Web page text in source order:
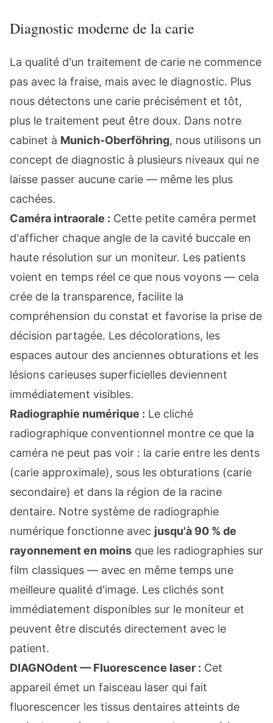
Diagnostic moderne de la carie
La qualité d'un traitement de carie ne commence
pas avec la fraise, mais avec le diagnostic. Plus
nous détectons une carie précisément et tôt,
plus le traitement peut être doux. Dans notre
cabinet à Munich-Oberföhring, nous utilisons un
concept de diagnostic à plusieurs niveaux qui ne
laisse passer aucune carie — même les plus
cachées.
Caméra intraorale : Cette petite caméra permet
d'afficher chaque angle de la cavité buccale en
haute résolution sur un moniteur. Les patients
voient en temps réel ce que nous voyons — cela
crée de la transparence, facilite la
compréhension du constat et favorise la prise de
décision partagée. Les décolorations, les
espaces autour des anciennes obturations et les
lésions carieuses superficielles deviennent
immédiatement visibles.
Radiographie numérique : Le cliché
radiographique conventionnel montre ce que la
caméra ne peut pas voir : la carie entre les dents
(carie approximale), sous les obturations (carie
secondaire) et dans la région de la racine
dentaire. Notre système de radiographie
numérique fonctionne avec jusqu'à 90 % de
rayonnement en moins que les radiographies sur
film classiques — avec en même temps une
meilleure qualité d'image. Les clichés sont
immédiatement disponibles sur le moniteur et
peuvent être discutés directement avec le
patient.
DIAGNOdent — Fluorescence laser : Cet
appareil émet un faisceau laser qui fait
fluorescencer les tissus dentaires atteints de